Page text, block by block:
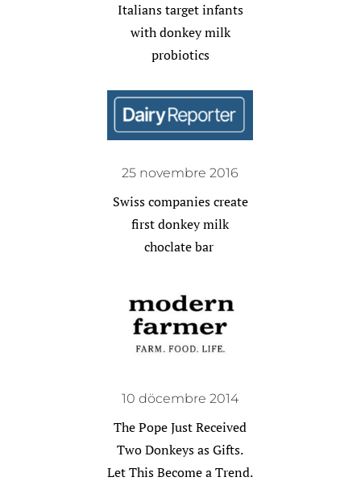
Italians target infants
with donkey milk
probiotics
25 novembre 2016
Swiss companies create
first donkey milk
choclate bar
10 döcembre 2014
The Pope Just Received
Two Donkeys as Gifts.
Let This Become a Trend.